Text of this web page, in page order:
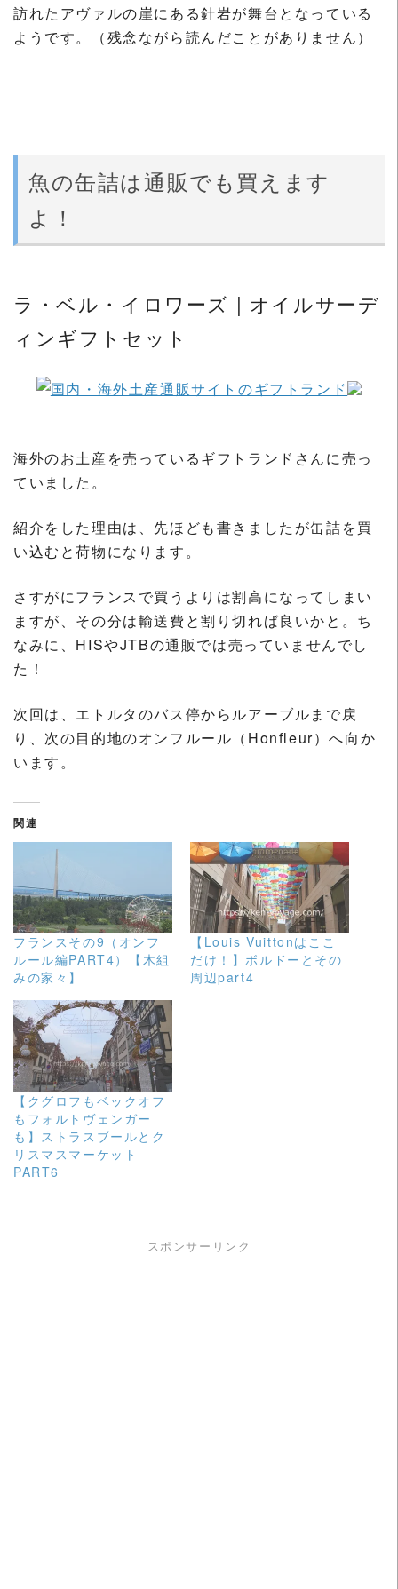
訪れたアヴァルの崖にある針岩が舞台となっている
ようです。（残念ながら読んだことがありません）
魚の缶詰は通販でも買えます
よ！
ラ・ベル・イロワーズ | オイルサーデ
ィンギフトセット
海外のお土産を売っているギフトランドさんに売っ
ていました。
紹介をした理由は、先ほども書きましたが缶詰を買
い込むと荷物になります。
さすがにフランスで買うよりは割高になってしまい
ますが、その分は輸送費と割り切れば良いかと。ち
なみに、HISやJTBの通販では売っていませんでし
た！
次回は、エトルタのバス停からルアーブルまで戻
り、次の目的地のオンフルール（Honfleur）へ向か
います。
関連
フランスその9（オンフ
ルール編PART4）【木組
みの家々】
【Louis Vuittonはここ
だけ！】ボルドーとその
周辺part4
【クグロフもベックオフ
もフォルトヴェンガー
も】ストラスブールとク
リスマスマーケット
PART6
スポンサーリンク